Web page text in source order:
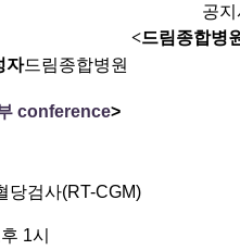
공
<드림종합병
자드림종합병원
conference>
당검사(RT-CGM)
1시